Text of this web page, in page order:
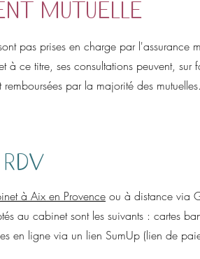
mutuelle
pas prises en charge par
à ce titre, ses consultations peuvent,
remboursées par la majorité des
à Aix en Provence ou à distance via
au cabinet sont les suivants : cartes
en ligne via un lien SumUp (lien de